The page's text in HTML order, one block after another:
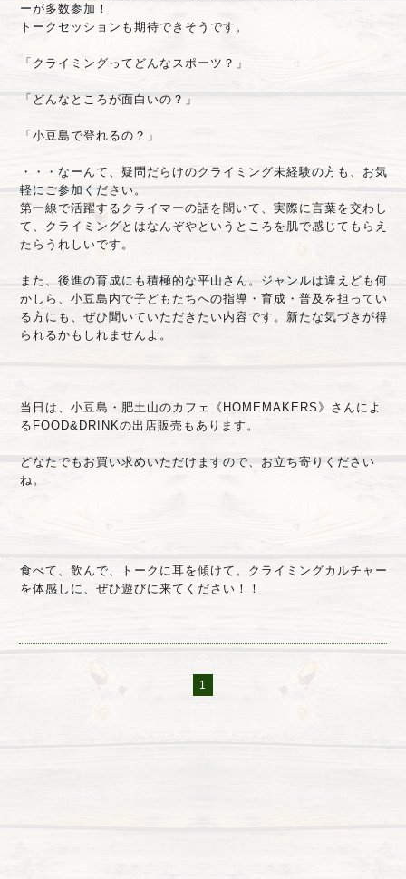
ーが多数参加！
トークセッションも期待できそうです。
「クライミングってどんなスポーツ？」
「どんなところが面白いの？」
「小豆島で登れるの？」
・・・なーんて、疑問だらけのクライミング未経験の方も、お気
軽にご参加ください。
第一線で活躍するクライマーの話を聞いて、実際に言葉を交わし
て、クライミングとはなんぞやというところを肌で感じてもらえ
たらうれしいです。
また、後進の育成にも積極的な平山さん。ジャンルは違えども何
かしら、小豆島内で子どもたちへの指導・育成・普及を担ってい
る方にも、 ぜひ聞いていただきたい内容です。新たな気づきが得
られるかもしれませんよ。
当日は、小豆島・肥土山のカフェ《HOMEMAKERS》さんによ
るFOOD&DRINKの出店販売もあります。
どなたでもお買い求めいただけますので、お立ち寄りください
ね。
食べて、飲んで、トークに耳を傾けて。クライミングカルチャー
を体感しに、ぜひ遊びに来てください！！
1